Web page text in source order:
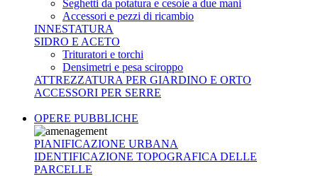
Seghetti da potatura e cesoie a due mani
Accessori e pezzi di ricambio
INNESTATURA
SIDRO E ACETO
Trituratori e torchi
Densimetri e pesa sciroppo
ATTREZZATURA PER GIARDINO E ORTO
ACCESSORI PER SERRE
OPERE PUBBLICHE
PIANIFICAZIONE URBANA
IDENTIFICAZIONE TOPOGRAFICA DELLE
PARCELLE